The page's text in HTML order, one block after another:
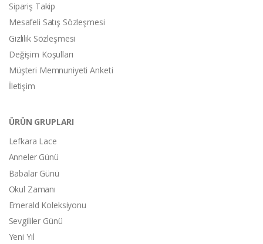
Sipariş Takip
Mesafeli Satış Sözleşmesi
Gizlilik Sözleşmesi
Değişim Koşulları
Müşteri Memnuniyeti Anketi
İletişim
ÜRÜN GRUPLARI
Lefkara Lace
Anneler Günü
Babalar Günü
Okul Zamanı
Emerald Koleksiyonu
Sevgililer Günü
Yeni Yıl